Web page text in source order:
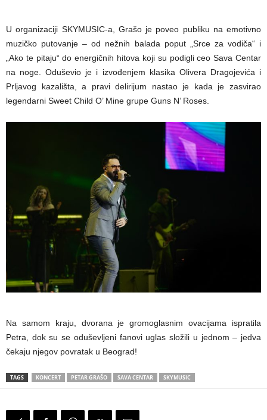
U organizaciji SKYMUSIC-a, Grašo je poveo publiku na emotivno
muzičko putovanje – od nežnih balada poput „Srce za vodiča“ i
„Ako te pitaju“ do energičnih hitova koji su podigli ceo Sava Centar
na noge. Oduševio je i izvođenjem klasika Olivera Dragojevića i
Prljavog kazališta, a pravi delirijum nastao je kada je zasvirao
legendarni Sweet Child O’ Mine grupe Guns N’ Roses.
Na samom kraju, dvorana je gromoglasnim ovacijama ispratila
Petra, dok su se oduševljeni fanovi uglas složili u jednom – jedva
čekaju njegov povratak u Beograd!
TAGS KONCERT PETAR GRAŠO SAVA CENTAR SKYMUSIC